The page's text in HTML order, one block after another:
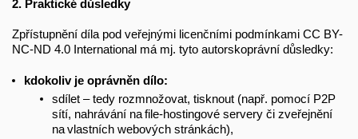
2. Praktické důsledky
Zpřístupnění díla pod veřejnými licenčními podmínkami CC BY-
NC-ND 4.0 International má mj. tyto autorskoprávní důsledky:
kdokoliv je oprávněn dílo:
sdílet – tedy rozmnožovat, tisknout (např. pomocí P2P
sítí, nahrávání na file-hostingové servery či zveřejnění
na vlastních webových stránkách),